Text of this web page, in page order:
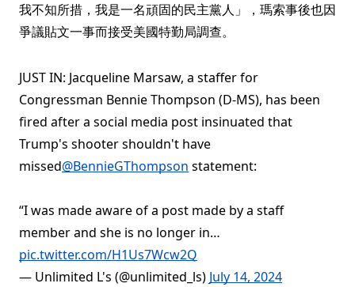
我不知所措，我是一名頑固的民主黨人」，瑪索事後也因
爭議貼文一事而接受美國特勤局調查。
JUST IN: Jacqueline Marsaw, a staffer for
Congressman Bennie Thompson (D-MS), has been
fired after a social media post insinuated that
Trump's shooter shouldn't have
missed@BennieGThompson statement:
“I was made aware of a post made by a staff
member and she is no longer in…
pic.twitter.com/H1Us7Wcw2Q
— Unlimited L's (@unlimited_ls) July 14, 2024